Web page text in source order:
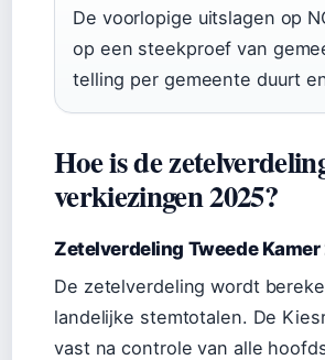
De voorlopige uitslagen op
op een steekproef van
telling per gemeente duurt
Hoe is de
verkiezingen 2025?
Zetelverdeling Tweede
De zetelverdeling wordt
landelijke stemtotalen. De
vast na controle van alle